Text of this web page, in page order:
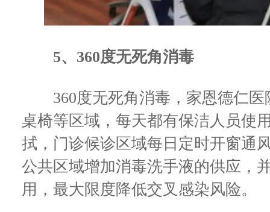
5、360度无死角消毒
360度无死角消毒，家恩德仁医
桌椅等区域，每天都有保洁人员使
拭，门诊候诊区域每日定时开窗通
公共区域增加消毒洗手液的供应，
用，最大限度降低交叉感染风险。